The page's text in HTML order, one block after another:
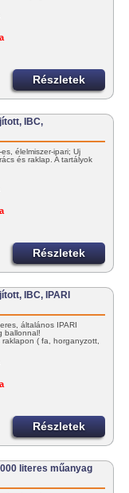
Részletek
IBC,
élelmiszer-ipari; Új
és raklap. A tartályok
Részletek
IBC, IPARI
általános IPARI
ballonnal!
raklapon ( fa, horganyzott,
Részletek
literes műanyag